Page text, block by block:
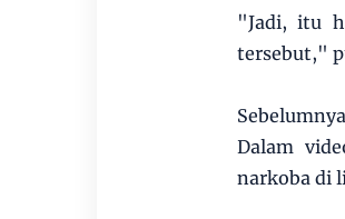
"Jadi, itu
tersebut,"
Dalam
narkoba di